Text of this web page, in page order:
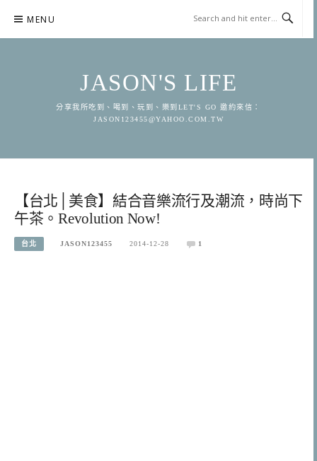
content
MENU
JASON'S LIFE
分享我所吃到、喝到、玩到、樂到LET'S GO 邀約來信：
JASON123455@YAHOO.COM.TW
【台北│美食】結合音樂流行及潮流，時尚下
午茶。Revolution Now!
台北 JASON123455 2014-12-28 1